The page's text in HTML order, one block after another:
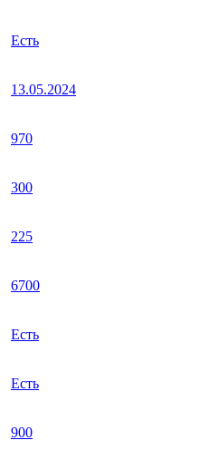
Есть
13.05.2024
970
300
225
6700
Есть
Есть
900